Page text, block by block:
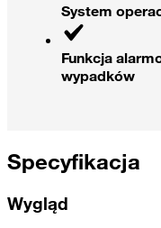
System
Funkcja
wypadków
Specyfikacja
Wygląd